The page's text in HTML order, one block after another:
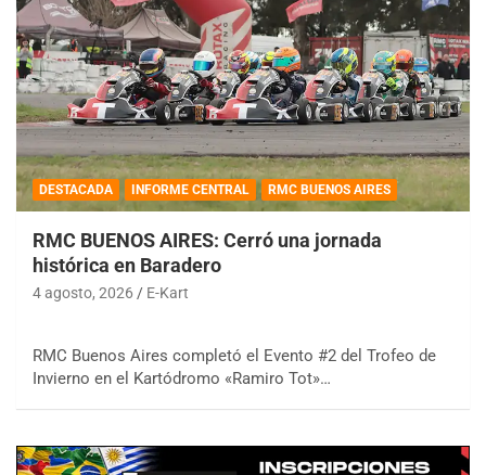
DESTACADA INFORME CENTRAL RMC BUENOS AIRES
RMC BUENOS AIRES: Cerró una jornada
histórica en Baradero
4 agosto, 2026 E-Kart
RMC Buenos Aires completó el Evento #2 del Trofeo de
Invierno en el Kartódromo «Ramiro Tot»…